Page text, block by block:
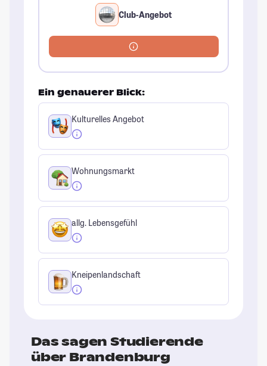
Club-Angebot
Ein genauerer Blick:
Kulturelles Angebot
Wohnungsmarkt
allg. Lebensgefühl
Kneipenlandschaft
Das sagen Studierende
über Brandenburg